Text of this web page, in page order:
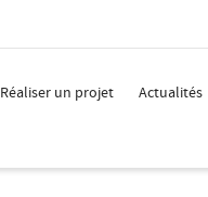
Réaliser un projet Actualités